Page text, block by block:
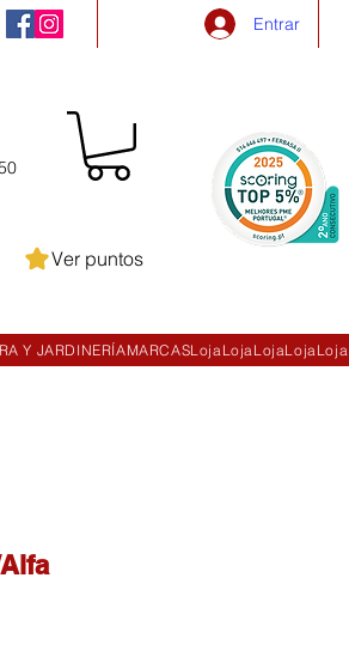
Entrar
Ver puntos
Y JARDINERÍAMARCASLojaLojaLojaLojaLoja